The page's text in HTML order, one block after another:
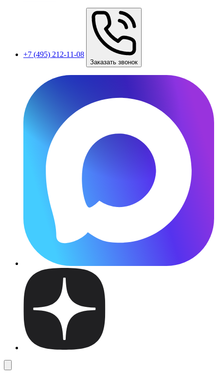
+7 (495) 212-11-08
Заказать звонок